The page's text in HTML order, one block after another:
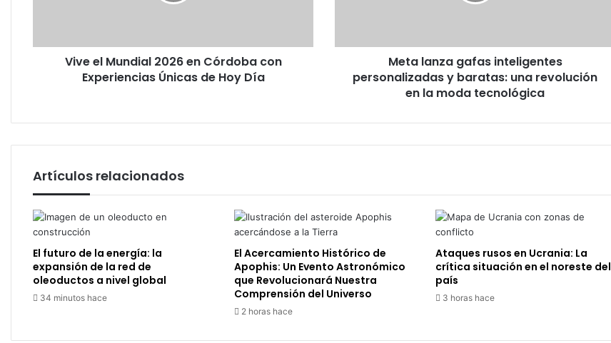
Únicas
Vive el Mundial 2026 en Córdoba con
Experiencias Únicas de Hoy Día
revolución
Meta lanza gafas inteligentes
personalizadas y baratas: una revolución
en la moda tecnológica
Artículos relacionados
El futuro de la energía: la
expansión de la red de
oleoductos a nivel global
34 minutos hace
El Acercamiento Histórico de
Apophis: Un Evento Astronómico
que Revolucionará Nuestra
Comprensión del Universo
2 horas hace
Ataques rusos en Ucrania: La
crítica situación en el noreste del
país
3 horas hace